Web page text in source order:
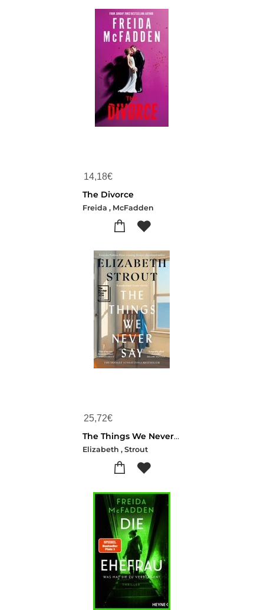
14,18€
The Divorce
Freida , McFadden
25,72€
The Things We Never Say
Elizabeth , Strout